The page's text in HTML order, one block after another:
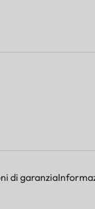
di garanzia